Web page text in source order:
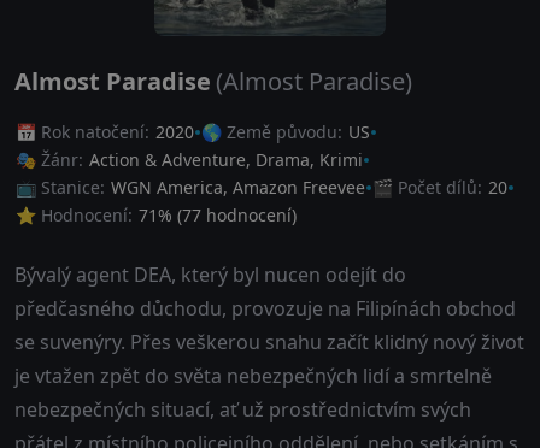
Almost Paradise (Almost Paradise)
📅 Rok natočení: 2020 🌎 Země původu: US
🎭 Žánr: Action & Adventure, Drama, Krimi
📺 Stanice: WGN America, Amazon Freevee 🎬 Počet dílů: 20
⭐ Hodnocení: 71% (77 hodnocení)
Bývalý agent DEA, který byl nucen odejít do
předčasného důchodu, provozuje na Filipínách obchod
se suvenýry. Přes veškerou snahu začít klidný nový život
je vtažen zpět do světa nebezpečných lidí a smrtelně
nebezpečných situací, ať už prostřednictvím svých